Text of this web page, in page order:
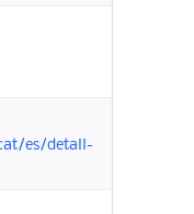
es/detall-